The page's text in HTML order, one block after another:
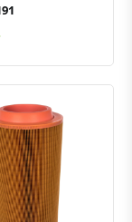
Быстрый просмотрДобавить к сравнению
Добавить в избранное